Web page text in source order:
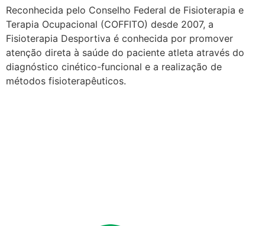
Reconhecida pelo Conselho Federal de Fisioterapia e
Terapia Ocupacional (COFFITO) desde 2007, a
Fisioterapia Desportiva é conhecida por promover
atenção direta à saúde do paciente atleta através do
diagnóstico cinético-funcional e a realização de
métodos fisioterapêuticos.